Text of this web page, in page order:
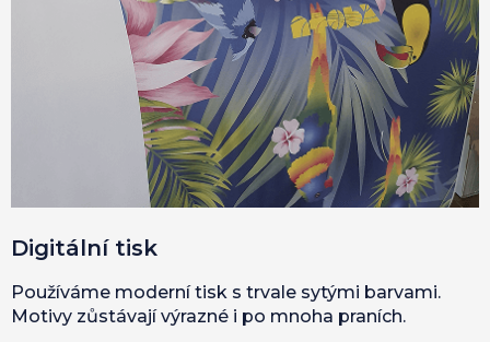
Digitální tisk
Používáme moderní tisk s trvale sytými barvami.
Motivy zůstávají výrazné i po mnoha praních.